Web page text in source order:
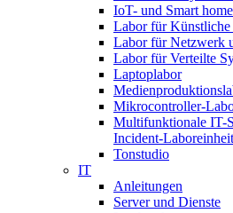
IoT- und Smart
Labor für
Labor für Netzwerk
Labor für Verteilte
Laptoplabor
Mikrocontroller-
Multifunktionale IT-
Incident-Laboreinheit
Tonstudio
IT
Anleitungen
Server und Dienste